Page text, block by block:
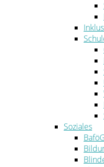
Soziales